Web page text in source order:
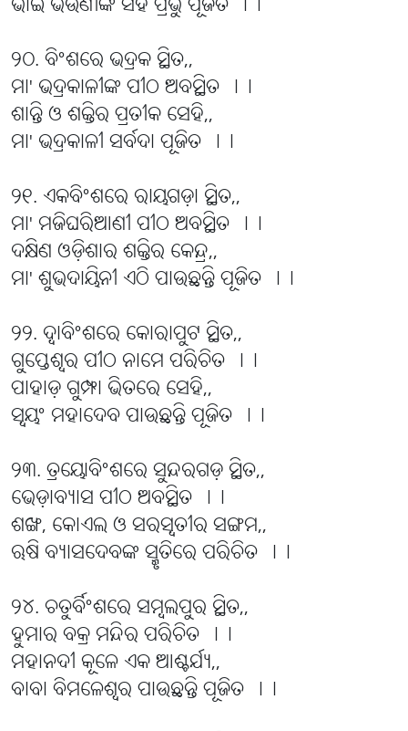
ଭାଇ ଭଉଣୀଙ୍କ ସହ ପ୍ରଭୁ ପୂଜିତ ।।
୨୦. ବିଂଶରେ ଭଦ୍ରକ ସ୍ଥିତ,,
ମା' ଭଦ୍ରକାଳୀଙ୍କ ପୀଠ ଅବସ୍ଥିତ ।।
ଶାନ୍ତି ଓ ଶକ୍ତିର ପ୍ରତୀକ ସେହି,,
ମା' ଭଦ୍ରକାଳୀ ସର୍ବଦା ପୂଜିତ ।।
୨୧. ଏକବିଂଶରେ ରାୟଗଡ଼ା ସ୍ଥିତ,,
ମା' ମଜିଘରିଆଣୀ ପୀଠ ଅବସ୍ଥିତ ।।
ଦକ୍ଷିଣ ଓଡ଼ିଶାର ଶକ୍ତିର କେନ୍ଦ୍ର,,
ମା' ଶୁଭଦାୟିନୀ ଏଠି ପାଉଛନ୍ତି ପୂଜିତ ।।
୨୨. ଦ୍ବାବିଂଶରେ କୋରାପୁଟ ସ୍ଥିତ,,
ଗୁପ୍ତେଶ୍ୱର ପୀଠ ନାମେ ପରିଚିତ ।।
ପାହାଡ଼ ଗୁମ୍ଫା ଭିତରେ ସେହି,,
ସ୍ୱୟଂ ମହାଦେବ ପାଉଛନ୍ତି ପୂଜିତ ।।
୨୩. ତ୍ରୟୋବିଂଶରେ ସୁନ୍ଦରଗଡ଼ ସ୍ଥିତ,,
ଭେଡ଼ାବ୍ୟାସ ପୀଠ ଅବସ୍ଥିତ ।।
ଶଙ୍ଖ, କୋଏଲ ଓ ସରସ୍ୱତୀର ସଙ୍ଗମ,,
ଋଷି ବ୍ୟାସଦେବଙ୍କ ସ୍ମୃତିରେ ପରିଚିତ ।।
୨୪. ଚତୁର୍ବିଂଶରେ ସମ୍ବଲପୁର ସ୍ଥିତ,,
ହୁମାର ବକ୍ର ମନ୍ଦିର ପରିଚିତ ।।
ମହାନଦୀ କୂଳେ ଏକ ଆଶ୍ଚର୍ଯ୍ୟ,,
ବାବା ବିମଳେଶ୍ୱର ପାଉଛନ୍ତି ପୂଜିତ ।।